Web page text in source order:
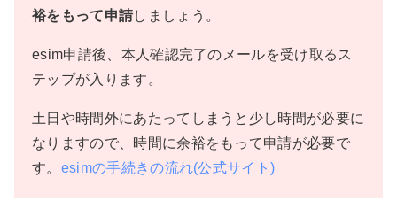
裕をもって申請しましょう。
esim申請後、本人確認完了のメールを受け取るス
テップが入ります。
土日や時間外にあたってしまうと少し時間が必要に
なりますので、時間に余裕をもって申請が必要で
す。 esimの手続きの流れ(公式サイト)